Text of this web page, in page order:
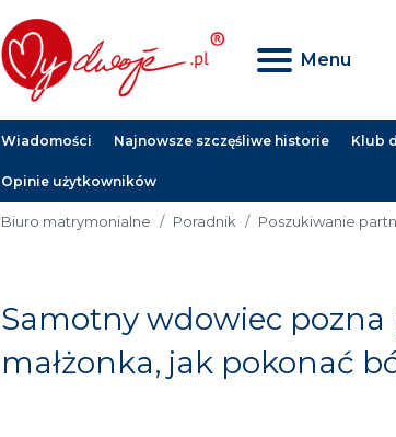
Menu
Wiadomości Najnowsze szczęśliwe historie Klub
Opinie użytkowników
Biuro matrymonialne Poradnik Poszukiwanie
Samotny wdowiec pozna
małżonka, jak pokonać